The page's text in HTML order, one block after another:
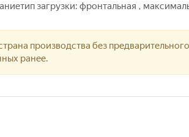
загрузки: фронтальная ,
производства без
ранее.